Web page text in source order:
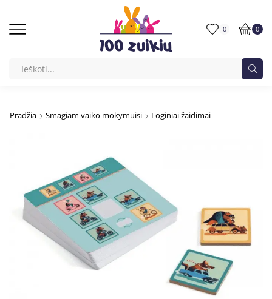
0 0
Pradžia Smagiam vaiko mokymuisi Loginiai žaidimai